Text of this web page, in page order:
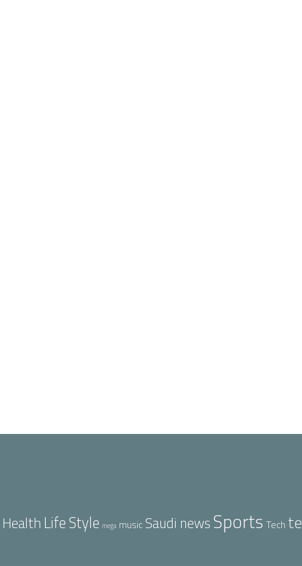
HealthLife Style mega musicSaudi newsSports Tech